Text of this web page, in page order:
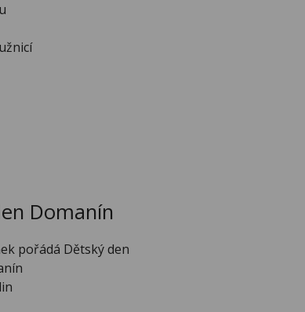
Domanín
pořádá Dětský den